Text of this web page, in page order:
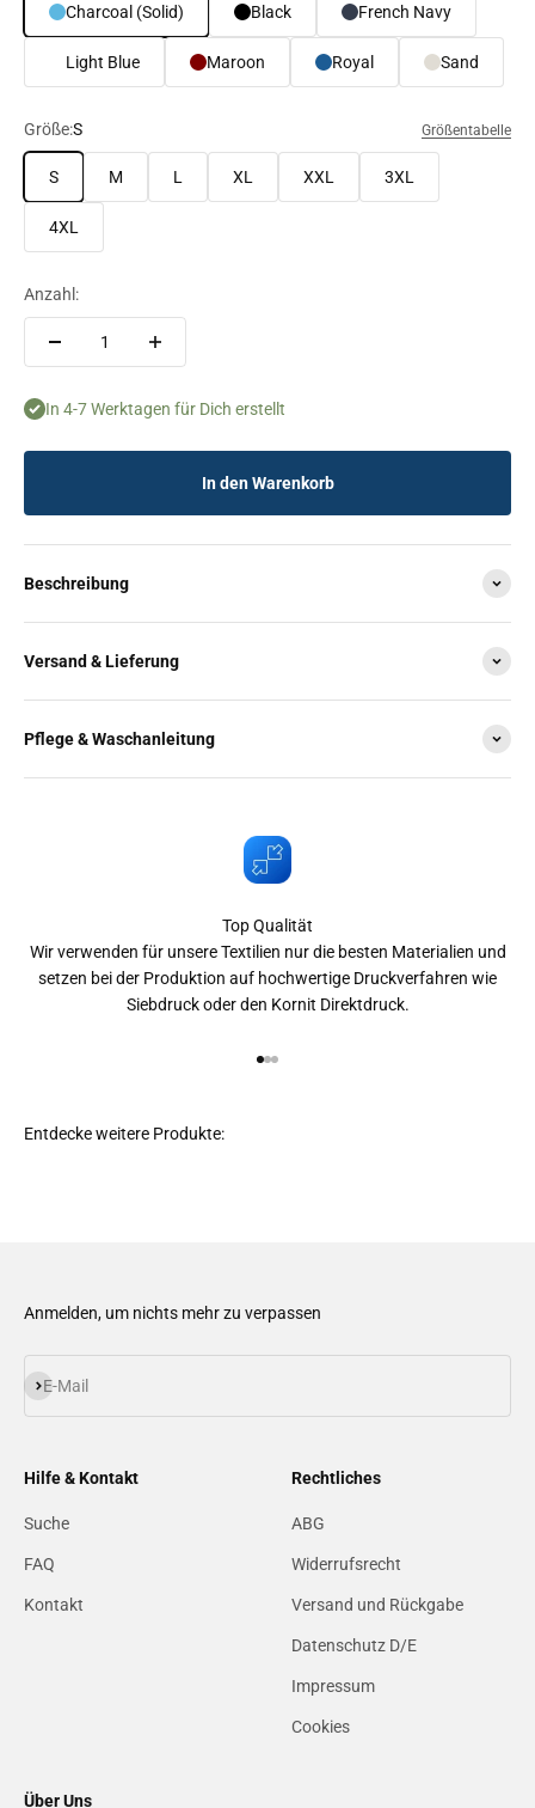
Charcoal (Solid) Black French Navy
Light Blue Maroon Royal Sand
Größe:S Größentabelle
S M L XL XXL 3XL
4XL
Anzahl:
In 4-7 Werktagen für Dich erstellt
In den Warenkorb
Beschreibung
Versand & Lieferung
Pflege & Waschanleitung
Top Qualität
Wir verwenden für unsere Textilien nur die besten Materialien und
setzen bei der Produktion auf hochwertige Druckverfahren wie
Siebdruck oder den Kornit Direktdruck.
Anmelden, um nichts mehr zu verpassen
E-Mail
Abonnieren
Hilfe & Kontakt
Suche
FAQ
Kontakt
Rechtliches
ABG
Widerrufsrecht
Versand und Rückgabe
Datenschutz D/E
Impressum
Cookies
Über Uns